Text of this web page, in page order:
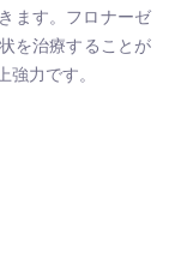
ます。フロナーゼ
を治療することが
力です。